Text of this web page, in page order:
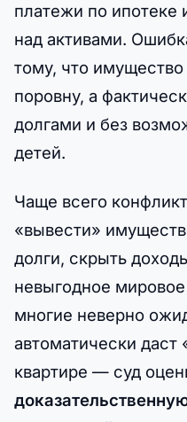
платежи по ипотеке
над активами.
тому, что
поровну, а
долгами и без
детей.
Чаще всего
«вывести»
долги, скрыть
невыгодное
многие неверно
автоматически
квартире — суд